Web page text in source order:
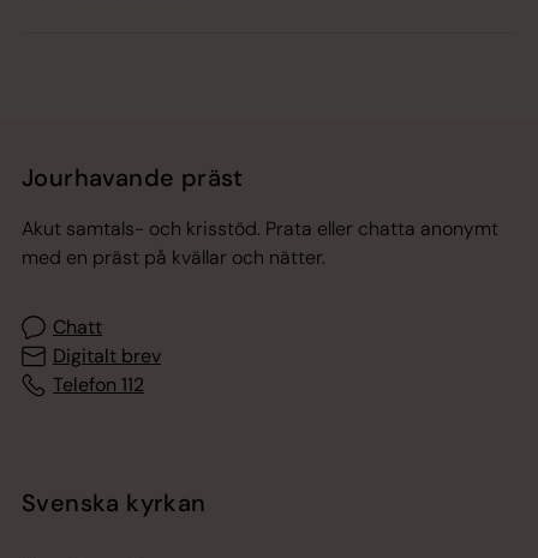
Jourhavande präst
Akut samtals- och krisstöd. Prata eller chatta anonymt
med en präst på kvällar och nätter.
Chatt
Digitalt brev
Telefon 112
Svenska kyrkan